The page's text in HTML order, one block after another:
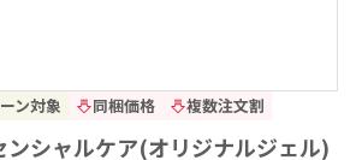
ン対象 同梱価格 複数注文割
ンシャルケア(オリジナルジェル)